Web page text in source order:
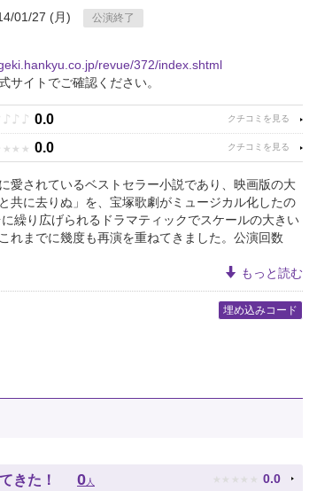
01/27 (月)
公演終了
revue/372/index.shtml
サイトでご確認ください。
♪ ♪ ♪ 0.0
★ ★ ★ 0.0
愛されているベストセラー小説であり、映画版の大
共に去りぬ」を、宝塚歌劇がミュージカル化したの
繰り広げられるドラマティックでスケールの大きい
れまでに幾度も再演を重ねてきました。公演回数
もっと読む
埋め込みコード
きた！ 0 人 ★ ★ ★ ★ ★ 0.0